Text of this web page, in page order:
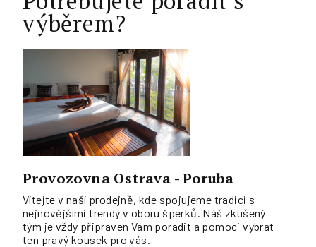
výběrem?
Provozovna Ostrava - Poruba
Vítejte v naší prodejně, kde spojujeme tradici s
nejnovějšími trendy v oboru šperků. Náš zkušený
tým je vždy připraven Vám poradit a pomoci vybrat
ten pravý kousek pro vás.